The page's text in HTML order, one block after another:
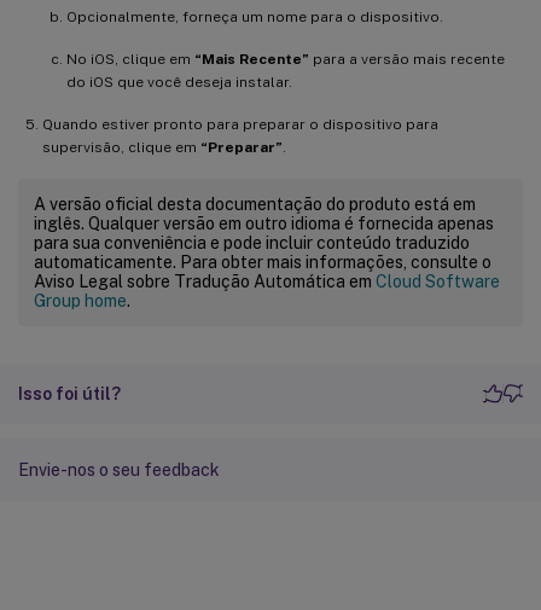
Opcionalmente, forneça um nome para o dispositivo.
No iOS, clique em “Mais Recente” para a versão mais recente
do iOS que você deseja instalar.
Quando estiver pronto para preparar o dispositivo para
supervisão, clique em “Preparar”
A versão oficial desta documentação do produto está em
inglês. Qualquer versão em outro idioma é fornecida apenas
para sua conveniência e pode incluir conteúdo traduzido
automaticamente. Para obter mais informações, consulte o
Aviso Legal sobre Tradução Automática em Cloud Software
Group home.
Isso foi útil?
Envie-nos o seu feedback